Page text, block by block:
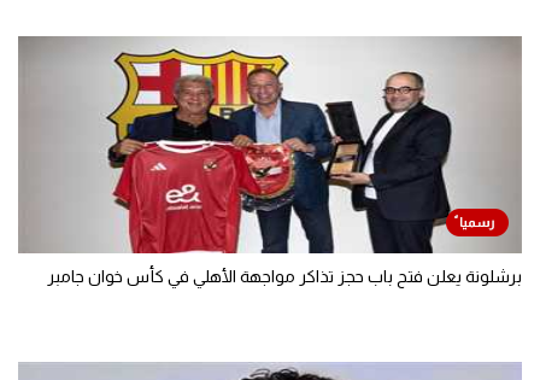
برشلونة يعلن فتح باب حجز تذاكر مواجهة الأهلي في كأس خوان جامبر